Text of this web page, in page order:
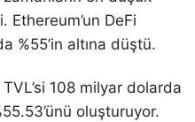
Ethereum’un DeFi
%55’in altına düştü.
108 milyar dolarda
oluşturuyor.